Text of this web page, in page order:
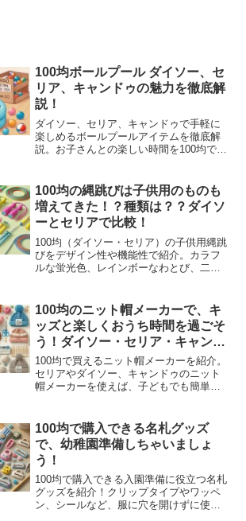
100均ボールプール ダイソー、セ
リア、キャンドゥの魅力を徹底解
説！
ダイソー、セリア、キャンドゥで手軽に
楽しめるボールプールアイテムを徹底解
説。お子さんとの楽しい時間を100均でお
100均の縄跳びは子供用のものも
増えてきた！？種類は？？ダイソ
ーとセリアで比較！
100均（ダイソー・セリア）の子供用縄跳
びをデザイン性や機能性で紹介。カラフ
ルな蛍光色、レインボーなわとび、二重
すすめの縄跳びアイテムをチェックし
て、楽しく運動を始めましょう。
100均のニット帽メーカーで、キ
ッズと楽しくおうち時間を過ごそ
う！ダイソー・セリア・キャンド
ゥで比較！
100均で買えるニット帽メーカーを紹介。
セリアやダイソー、キャンドゥのニット
帽メーカーを使えば、子どもでも簡単に
方のポイントも解説。コスパ抜群でおう
ち時間を充実させるハンドメイドアイテ
ムをチェックしてみてください。
100均で購入できる名札グッズ
で、幼稚園準備しちゃいましょ
う！
100均で購入できる入園準備に役立つ名札
グッズを紹介！クリップタイプやワッペ
ン、シールなど、服に穴を開けずに使え